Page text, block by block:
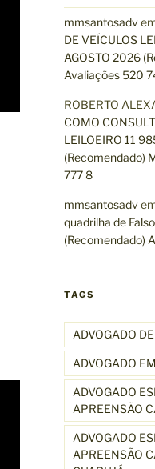
mmsantosadv
DE VEÍCULOS
AGOSTO 2026
Avaliações 520
ROBERTO
COMO
LEILOEIRO 11
(Recomendado)
777 8
mmsantosadv
quadrilha de
(Recomendado)
TAGS
ADVOGADO
ADVOGADO
ADVOGADO
APREENSÃO
ADVOGADO
APREENSÃO